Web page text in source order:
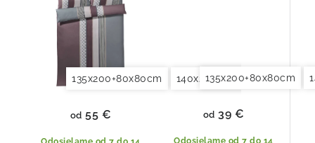
135x200+80x80cm 140x200+70x90cm
od 55 €
135x200+80x80cm
Odosielame od 7 do 14
od 39 €